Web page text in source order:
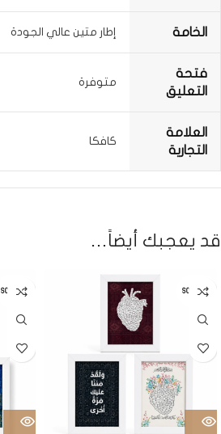
الخامة إطار متين عالي الجودة
فتحة
التعليق
متوفرة
العلامة
التجارية
كافكا
قد يعجبك أيضاً…
SOLD OUT
SOLD OUT